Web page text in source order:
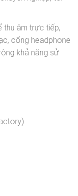
thu âm trực tiếp,
cổng headphone
khả năng sử